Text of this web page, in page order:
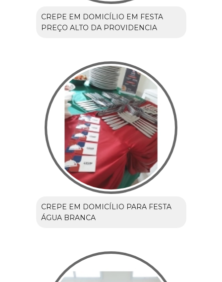
CREPE EM DOMICÍLIO EM FESTA
PREÇO ALTO DA PROVIDENCIA
CREPE EM DOMICÍLIO PARA FESTA
ÁGUA BRANCA